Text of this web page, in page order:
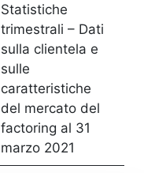
Statistiche
trimestrali – Dati
sulla clientela e
sulle
caratteristiche
del mercato del
factoring al 31
marzo 2021